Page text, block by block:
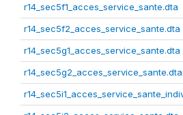
r14_sec5f1_acces_service_sante.dta
r14_sec5f2_acces_service_sante.dta
r14_sec5g1_acces_service_sante.dta
r14_sec5g2_acces_service_sante.dta